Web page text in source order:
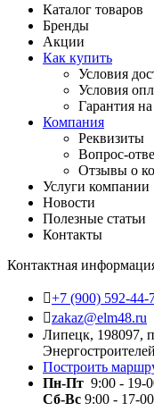
Каталог товаров
Бренды
Акции
Как купить
Условия
Условия
Гарантия
Компания
Реквизиты
Вопрос-
Отзывы о
Услуги компании
Новости
Полезные статьи
Контакты
Контактная
+7 (900) 592-44-
zakaz@elm48.ru
Липецк, 198097,
Построить
Пн-Пт 9:00 - 19-
Сб-Вс 9:00 - 17-00